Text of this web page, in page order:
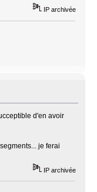
IP archivée
d'en avoir
je ferai
IP archivée